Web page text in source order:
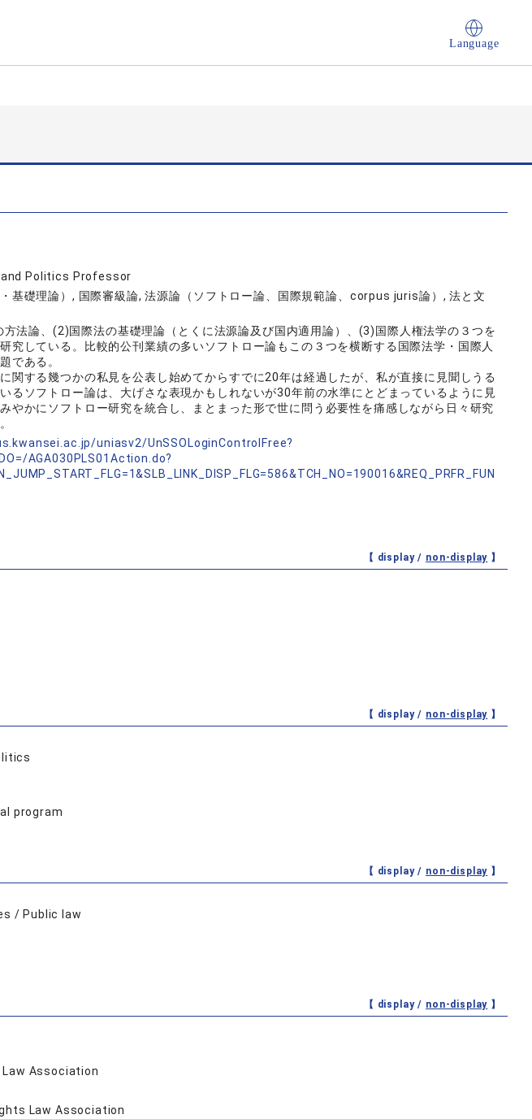
Language
Politics Professor
基礎理論）, 国際審級論, 法源論（ソフトロー論、国際規範論、corpus juris論）, 法と文
法論、(2)国際法の基礎理論（とくに法源論及び国内適用論）、(3)国際人権法学の３つを
究している。比較的公刊業績の多いソフトロー論もこの３つを横断する国際法学・国際人
である。
関する幾つかの私見を公表し始めてからすでに20年は経過したが、私が直接に見聞しうる
るソフトロー論は、大げさな表現かもしれないが30年前の水準にとどまっているように見
やかにソフトロー研究を統合し、まとまった形で世に問う必要性を痛感しながら日々研究
uniasv2/UnSSOLoginControlFree?
AGA030PLS01Action.do?
【 display / non-display 】
【 display / non-display 】
program
【 display / non-display 】
/ Public law
【 display / non-display 】
Association
Law Association